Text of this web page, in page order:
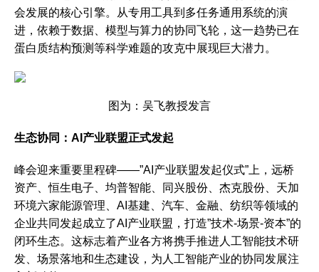
会发展的核心引擎。从专用工具到多任务通用系统的演
进，依赖于数据、模型与算力的协同飞轮，这一趋势已在
蛋白质结构预测等科学难题的攻克中展现巨大潜力。
图为：吴飞教授发言
生态协同：AI产业联盟正式发起
峰会迎来重要里程碑——”AI产业联盟发起仪式”上，远桥
资产、恒生电子、均普智能、同兴股份、杰克股份、天加
环境六家能源管理、AI基建、汽车、金融、纺织等领域的
企业共同发起成立了AI产业联盟，打造”技术-场景-资本”的
闭环生态。这标志着产业各方将携手推进人工智能技术研
发、场景落地和生态建设，为人工智能产业的协同发展注